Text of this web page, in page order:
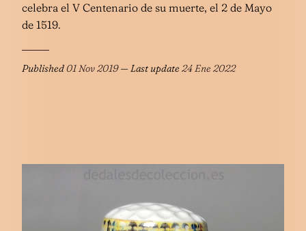
celebra el V Centenario de su muerte, el 2 de Mayo
de 1519.
Published01 Nov 2019— Last update24 Ene 2022